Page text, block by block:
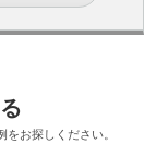
お探しください。